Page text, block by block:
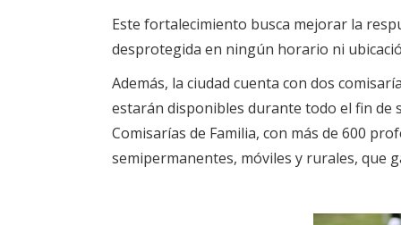
Este fortalecimiento busca mejorar la
desprotegida en ningún horario ni
Además, la ciudad cuenta con dos
estarán disponibles durante todo el fin de
Comisarías de Familia, con más de 600
semipermanentes, móviles y rurales,